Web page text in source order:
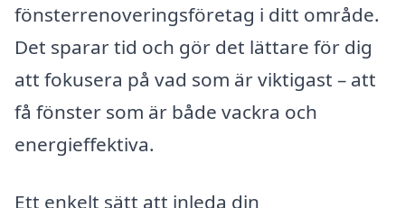
fönsterrenoveringsföretag i ditt område.
Det sparar tid och gör det lättare för dig
att fokusera på vad som är viktigast – att
få fönster som är både vackra och
energieffektiva.
Ett enkelt sätt att inleda din